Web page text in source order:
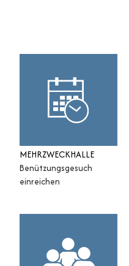
MEHRZWECKHALLE
Benützungsgesuch
einreichen